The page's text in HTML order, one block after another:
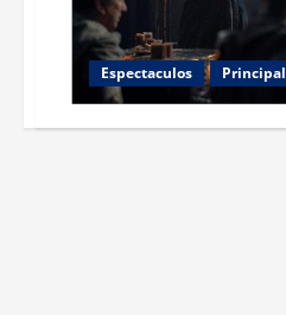
Espectaculos Principal